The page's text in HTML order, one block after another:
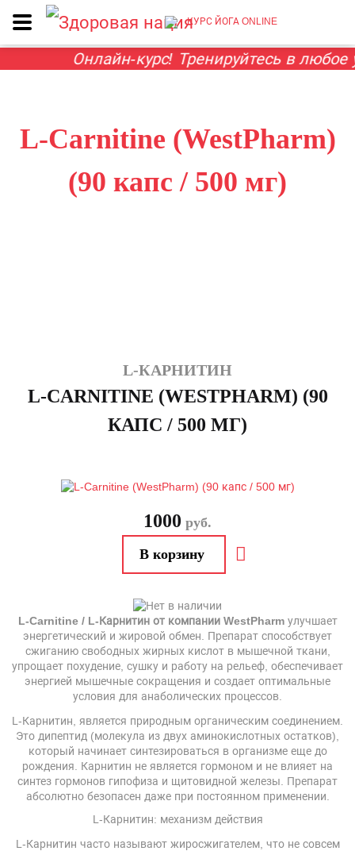
КУРС ЙОГА ONLINE
Онлайн-курс! Тренируйтесь в любое
L-Carnitine (WestPharm)
(90 капс / 500 мг)
L-КАРНИТИН
L-CARNITINE (WESTPHARM) (90
КАПС / 500 МГ)
1000 руб.
L-Carnitine / L-Карнитин от компании WestPharm улучшает
энергетический и жировой обмен. Препарат способствует
сжиганию свободных жирных кислот в мышечной ткани,
упрощает похудение, сушку и работу на рельеф, обеспечивает
энергией мышечные сокращения и создает оптимальные
условия для анаболических процессов.
L-Карнитин, является природным органическим соединением.
Это дипептид (молекула из двух аминокислотных остатков),
который начинает синтезироваться в организме еще до
рождения. Карнитин не является гормоном и не влияет на
синтез гормонов гипофиза и щитовидной железы. Препарат
абсолютно безопасен даже при постоянном применении.
L-Карнитин: механизм действия
L-Карнитин часто называют жиросжигателем, что не совсем